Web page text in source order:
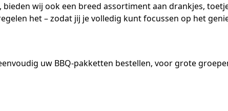
bieden wij ook een breed assortiment aan drankjes,
het – zodat jij je volledig kunt focussen op het
uw BBQ-pakketten bestellen, voor grote